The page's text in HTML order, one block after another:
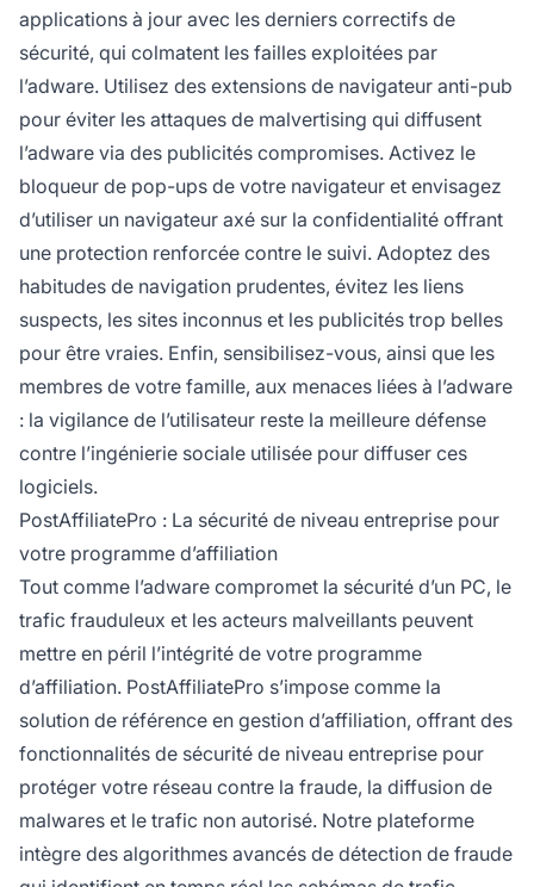
applications à jour avec les derniers correctifs de
sécurité, qui colmatent les failles exploitées par
l’adware. Utilisez des extensions de navigateur anti-pub
pour éviter les attaques de malvertising qui diffusent
l’adware via des publicités compromises. Activez le
bloqueur de pop-ups de votre navigateur et envisagez
d’utiliser un navigateur axé sur la confidentialité offrant
une protection renforcée contre le suivi. Adoptez des
habitudes de navigation prudentes, évitez les liens
suspects, les sites inconnus et les publicités trop belles
pour être vraies. Enfin, sensibilisez-vous, ainsi que les
membres de votre famille, aux menaces liées à l’adware
: la vigilance de l’utilisateur reste la meilleure défense
contre l’ingénierie sociale utilisée pour diffuser ces
logiciels.
PostAffiliatePro : La sécurité de niveau entreprise pour
votre programme d’affiliation
Tout comme l’adware compromet la sécurité d’un PC, le
trafic frauduleux et les acteurs malveillants peuvent
mettre en péril l’intégrité de votre programme
d’affiliation. PostAffiliatePro s’impose comme la
solution de référence en gestion d’affiliation, offrant des
fonctionnalités de sécurité de niveau entreprise pour
protéger votre réseau contre la fraude, la diffusion de
malwares et le trafic non autorisé. Notre plateforme
intègre des algorithmes avancés de détection de fraude